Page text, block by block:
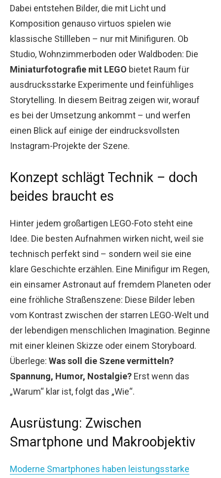
Dabei entstehen Bilder, die mit Licht und
Komposition genauso virtuos spielen wie
klassische Stillleben – nur mit Minifiguren. Ob
Studio, Wohnzimmerboden oder Waldboden: Die
Miniaturfotografie mit LEGO bietet Raum für
ausdrucksstarke Experimente und feinfühliges
Storytelling. In diesem Beitrag zeigen wir, worauf
es bei der Umsetzung ankommt – und werfen
einen Blick auf einige der eindrucksvollsten
Instagram-Projekte der Szene.
Konzept schlägt Technik – doch
beides braucht es
Hinter jedem großartigen LEGO-Foto steht eine
Idee. Die besten Aufnahmen wirken nicht, weil sie
technisch perfekt sind – sondern weil sie eine
klare Geschichte erzählen. Eine Minifigur im Regen,
ein einsamer Astronaut auf fremdem Planeten oder
eine fröhliche Straßenszene: Diese Bilder leben
vom Kontrast zwischen der starren LEGO-Welt und
der lebendigen menschlichen Imagination. Beginne
mit einer kleinen Skizze oder einem Storyboard.
Überlege: Was soll die Szene vermitteln?
Spannung, Humor, Nostalgie? Erst wenn das
„Warum“ klar ist, folgt das „Wie“.
Ausrüstung: Zwischen
Smartphone und Makroobjektiv
Moderne Smartphones haben leistungsstarke